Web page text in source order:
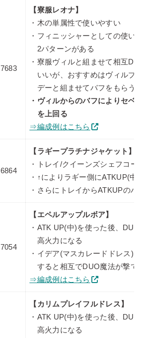
7683
【寮服レオナ】
・木の単属性で使いやすい
・フィニッシャーとしての使い
2パターンがある
・寮服ヴィルと組ませて相互
いいが、おすすめはヴィルブ
デーと組ませてバフをもらう
・ヴィルからのバフによりセベ
を上回る
⇒編成例はこちら
6864
【ラギープラチナジャケット】
・トレイ/クイーンズシェフコー
・↑によりラギー側にATKUP(中)
・さらにトレイからATKUPのバ
7054
【エペルアップルボア】
・ATK UP(中)を使った後、DUO
高火力になる
・イデア(マスカレードドレス)
すると相互でDUO魔法が撃て
⇒編成例はこちら
【カリムプレイフルドレス】
・ATK UP(中)を使った後、DUO
高火力になる